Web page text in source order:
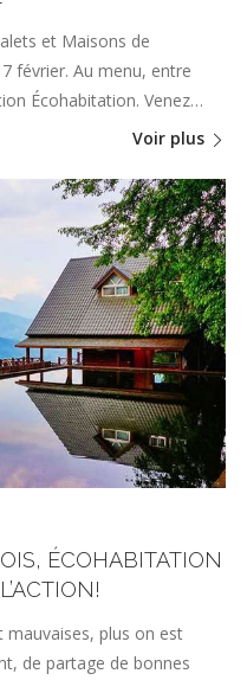
et Maisons de
février. Au menu, entre
Écohabitation. Venez…
Voir plus
ÉCOHABITATION
mauvaises, plus on est
de partage de bonnes